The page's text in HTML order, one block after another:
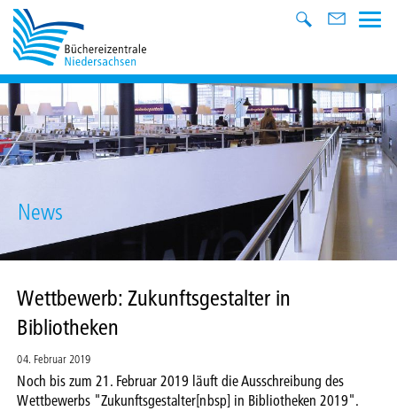
News
Wettbewerb: Zukunftsgestalter in
Bibliotheken
04. Februar 2019
Noch bis zum 21. Februar 2019 läuft die Ausschreibung des
Wettbewerbs "Zukunftsgestalter[nbsp] in Bibliotheken 2019".